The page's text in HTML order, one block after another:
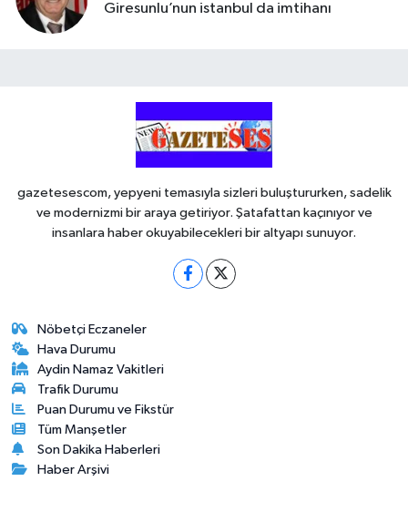
Giresunlu’nun istanbul da imtihanı
gazetesescom, yepyeni temasıyla sizleri buluştururken, sadelik
ve modernizmi bir araya getiriyor. Şatafattan kaçınıyor ve
insanlara haber okuyabilecekleri bir altyapı sunuyor.
Nöbetçi Eczaneler
Hava Durumu
Aydin Namaz Vakitleri
Trafik Durumu
Puan Durumu ve Fikstür
Tüm Manşetler
Son Dakika Haberleri
Haber Arşivi